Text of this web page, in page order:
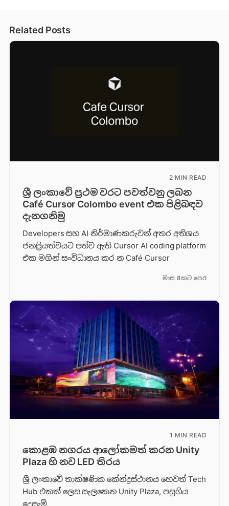
Related Posts
2 MIN READ
ශ්‍රී ලංකාවේ ප්‍රථම වරට පවත්වනු ලබන
Café Cursor Colombo event එක පිළිබඳව
දැනගනිමු
Developers සහ AI නිර්මාණකරුවන් අතර අතිශය
ජනප්‍රියත්වයට පත්ව ඇති Cursor AI coding platform
එක මගින් සංවිධානය කර න Café Cursor
මාස 8කට පෙර
1 MIN READ
කොළඹ නගරය ආලෝකමත් කරන Unity
Plaza හි නව LED තිරය
ශ්‍රී ලංකාවේ තාක්ෂණික කේන්ද්‍රස්ථානය හෙවත් Tech
Hub එකක් ලෙස සැලකෙන Unity Plaza, පසුගිය
දෙසැම්